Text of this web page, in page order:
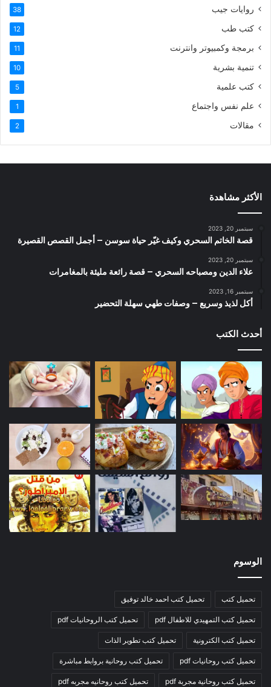
روايات جيب 38
كتب طب 12
برمجة وكمبيوتر وانترنت 11
تنمية بشرية 10
كتب علمية 5
علم نفس واجتماع 1
مقالات 2
الأكثر مشاهدة
سبتمبر 20, 2023
قصة الخاتم السحري وكيف غيّر حياة سوسن – أجمل القصص القصيرة
سبتمبر 20, 2023
علاء الدين ومصباحه السحري – قصة رائعة مليئة بالمغامرات
سبتمبر 16, 2023
أكل لذيذ وسريع – وصفات طهي سهلة التحضير
أحدث الكتب
الوسوم
تحميل كتب تحميل كتب احمد خالد توفيق
تحميل كتب التمهيدي للاطفال pdf تحميل كتب الروحانيات pdf
تحميل كتب الكترونية تحميل كتب تطوير الذات
تحميل كتب روحانيات pdf تحميل كتب روحانية بروابط مباشرة
تحميل كتب روحانية مجربة pdf تحميل كتب روحانيه مجربه pdf